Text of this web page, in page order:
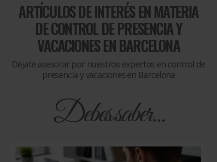
ARTÍCULOS DE INTERÉS EN MATERIA
DECONTROL DE PRESENCIA Y
VACACIONES EN BARCELONA
Déjate asesorar por nuestros expertos en control de
presencia y vacaciones en Barcelona
Debes saber...